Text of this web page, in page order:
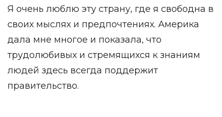
Я очень люблю эту страну, где я свободна в
своих мыслях и предпочтениях. Америка
дала мне многое и показала, что
трудолюбивых и стремящихся к знаниям
людей здесь всегда поддержит
правительство.